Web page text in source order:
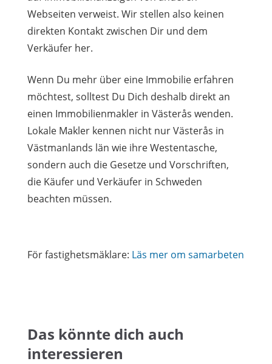
Webseiten verweist. Wir stellen also keinen
direkten Kontakt zwischen Dir und dem
Verkäufer her.
Wenn Du mehr über eine Immobilie erfahren
möchtest, solltest Du Dich deshalb direkt an
einen Immobilienmakler in Västerås wenden.
Lokale Makler kennen nicht nur Västerås in
Västmanlands län wie ihre Westentasche,
sondern auch die Gesetze und Vorschriften,
die Käufer und Verkäufer in Schweden
beachten müssen.
För fastighetsmäklare: Läs mer om samarbeten
Das könnte dich auch
interessieren